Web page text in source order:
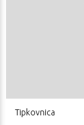
Tipkovnica